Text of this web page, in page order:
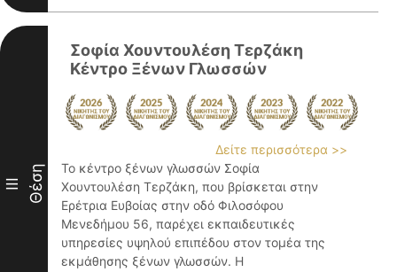
III Θέση
Σοφία Χουντουλέση Τερζάκη
Κέντρο Ξένων Γλωσσών
Δείτε περισσότερα >>
Το κέντρο ξένων γλωσσών Σοφία
Χουντουλέση Τερζάκη, που βρίσκεται στην
Ερέτρια Ευβοίας στην οδό Φιλοσόφου
Μενεδήμου 56, παρέχει εκπαιδευτικές
υπηρεσίες υψηλού επιπέδου στον τομέα της
εκμάθησης ξένων γλωσσών. Η